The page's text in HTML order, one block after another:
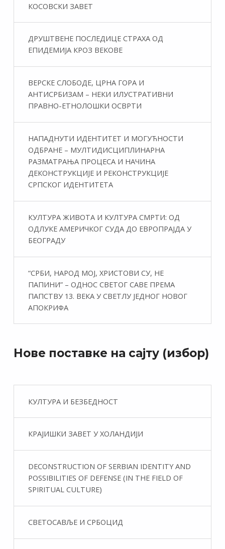
КОСОВСКИ ЗАВЕТ
ДРУШТВЕНЕ ПОСЛЕДИЦЕ СТРАХА ОД
ЕПИДЕМИЈА КРОЗ ВЕКОВЕ
ВЕРСКЕ СЛОБОДЕ, ЦРНА ГОРА И
АНТИСРБИЗАМ – НЕКИ ИЛУСТРАТИВНИ
ПРАВНО-ЕТНОЛОШКИ ОСВРТИ
НАПАДНУТИ ИДЕНТИТЕТ И МОГУЋНОСТИ
ОДБРАНЕ – МУЛТИДИСЦИПЛИНАРНА
РАЗМАТРАЊА ПРОЦЕСА И НАЧИНА
ДЕКОНСТРУКЦИЈЕ И РЕКОНСТРУКЦИЈЕ
СРПСКОГ ИДЕНТИТЕТА
КУЛТУРА ЖИВОТА И КУЛТУРА СМРТИ: ОД
ОДЛУКЕ АМЕРИЧКОГ СУДА ДО ЕВРОПРАЈДА У
БЕОГРАДУ
“СРБИ, НАРОД МОЈ, ХРИСТОВИ СУ, НЕ
ПАПИНИ” – ОДНОС СВЕТОГ САВЕ ПРЕМА
ПАПСТВУ 13. ВЕКА У СВЕТЛУ ЈЕДНОГ НОВОГ
АПОКРИФА
Нове поставке на сајту (избор)
КУЛТУРА И БЕЗБЕДНОСТ
КРАЈИШКИ ЗАВЕТ У ХОЛАНДИЈИ
DECONSTRUCTION OF SERBIAN IDENTITY AND
POSSIBILITIES OF DEFENSE (IN THE FIELD OF
SPIRITUAL CULTURE)
СВЕТОСАВЉЕ И СРБОЦИД